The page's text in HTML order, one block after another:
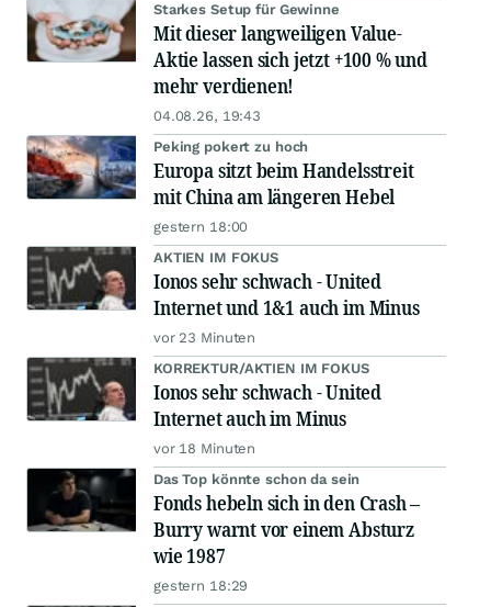
Starkes Setup für Gewinne
Mit dieser langweiligen Value-
Aktie lassen sich jetzt +100 % und
mehr verdienen!
04.08.26, 19:43
Peking pokert zu hoch
Europa sitzt beim Handelsstreit
mit China am längeren Hebel
gestern 18:00
AKTIEN IM FOKUS
Ionos sehr schwach - United
Internet und 1&1 auch im Minus
vor 23 Minuten
KORREKTUR/AKTIEN IM FOKUS
Ionos sehr schwach - United
Internet auch im Minus
vor 18 Minuten
Das Top könnte schon da sein
Fonds hebeln sich in den Crash –
Burry warnt vor einem Absturz
wie 1987
gestern 18:29